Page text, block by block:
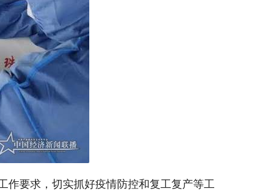
作要求，切实抓好疫情防控和复工复产等工